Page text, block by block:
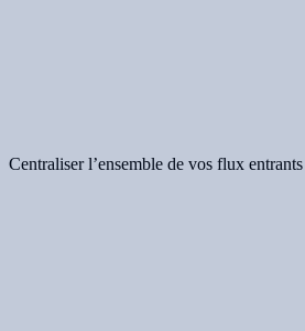
Centraliser l’ensemble de vos flux entrants